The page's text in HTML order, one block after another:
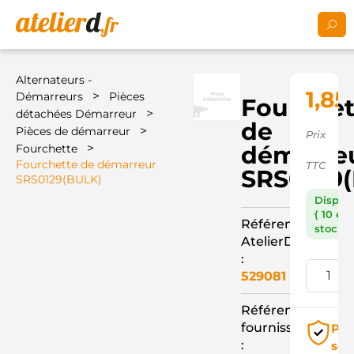
Alternateurs -
Démarreurs
>
Pièces
détachées Démarreur
>
Pièces de démarreur >
Fourchette >
Fourchette de démarreur
SRS0129(BULK)
de
Référence
AtelierD
:
529081
Référence
fournisseur
:
1,85
Prix
TTC
( 10 en
stock )